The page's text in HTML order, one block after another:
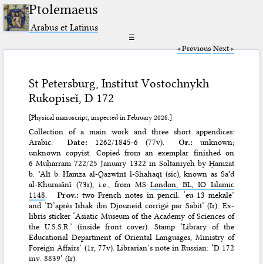
Ptolemaeus
Arabus et Latinus
☰
Previous Next
St Petersburg, Institut Vostochnykh
Rukopiseĭ, D 172
[Physical manuscript, inspected in February 2026.]
Collection of a main work and three short appendices:
Arabic. Date: 1262/​1845-6 (77v). Or.:
unknown;
unknown copyist. Copied from an exemplar finished on
6 Muḥarram 722/​25 January 1322 in Soltaniyeh by Ḥamzat
b. ʿAlī b. Ḥamza al-Qazwīnī l-Shahaqī (sic), known as Saʿd
al-Khurasānī (73r), i.e., from MSLondon, BL, IO Islamic
1148. Prov.: two French notes in pencil: ‘eu 13 mekale’
and ‘D’après Ishak ibn Djouneid corrigé par Sabit’ (Ir). Ex-
libris sticker ‘Asiatic Museum of the Academy of Sciences of
the U.S.S.R.’ (inside front cover). Stamp ‘Library of the
Educational Department of Oriental Languages, Ministry of
Foreign Affairs’ (1r, 77v). Librarian’s note in Russian: ‘D 172
inv. 8839’ (Ir).